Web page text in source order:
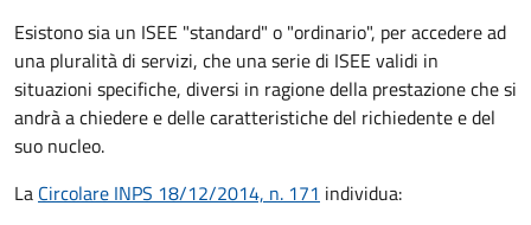
Esistono sia un ISEE "standard" o "ordinario", per accedere ad
una pluralità di servizi, che una serie di ISEE validi in
situazioni specifiche, diversi in ragione della prestazione che si
andrà a chiedere e delle caratteristiche del richiedente e del
suo nucleo.
La Circolare INPS 18/12/2014, n. 171 individua: